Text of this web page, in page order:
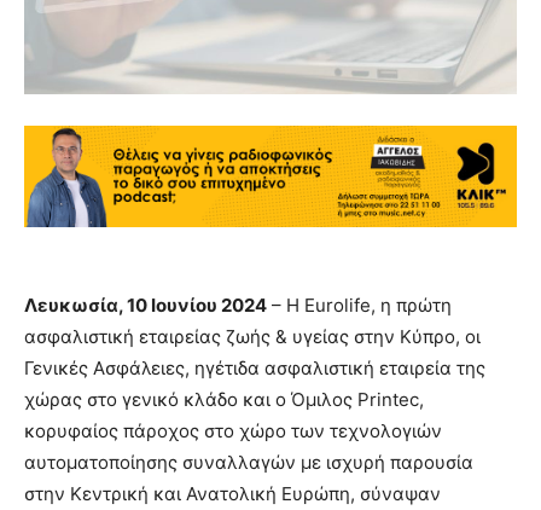
Λευκωσία, 10 Ιουνίου 2024 – Η Eurolife, η πρώτη
ασφαλιστική εταιρείας ζωής & υγείας στην Κύπρο, οι
Γενικές Ασφάλειες, ηγέτιδα ασφαλιστική εταιρεία της
χώρας στο γενικό κλάδο και ο Όμιλος Printec,
κορυφαίος πάροχος στο χώρο των τεχνολογιών
αυτοματοποίησης συναλλαγών με ισχυρή παρουσία
στην Κεντρική και Ανατολική Ευρώπη, σύναψαν